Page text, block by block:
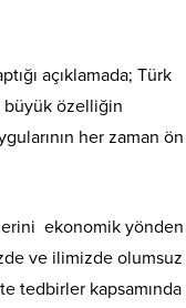
açıklamada; Türk
büyük özelliğin
her zaman ön
ekonomik yönden
ve ilimizde olumsuz
tedbirler kapsamında